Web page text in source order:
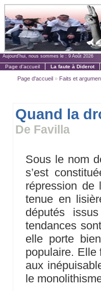
Aujourd'hui, nous sommes le : 9 Août 2026
Page d'accueil La faute à Diderot
Page d'accueil » Faits et
Quand la
De Favilla
Sous le nom
s’est
répression de
tenue en
députés
tendances
elle porte
populaire. Elle
aux
le